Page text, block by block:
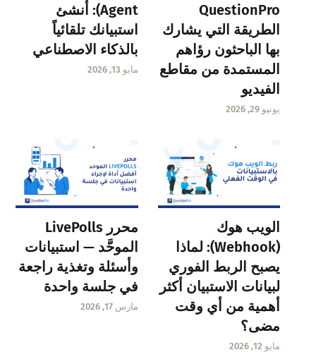
QuestionPro
الطريقة التي يشارك
بها الباحثون رؤاهم
المستمدة من مقاطع
الفيديو
يونيو 29, 2026
Agent): أنشئ
استبيانك تلقائياً
بالذكاء الاصطناعي
مايو 13, 2026
الويب هوك
(Webhook): لماذا
يصبح الربط الفوري
لبيانات الاستبيان أكثر
أهمية من أي وقت
مضى؟
مايو 12, 2026
محرر LivePolls
الموحَّد — استبيانات
وأسئلة وتغذية راجعة
في جلسة واحدة
مارس 17, 2026